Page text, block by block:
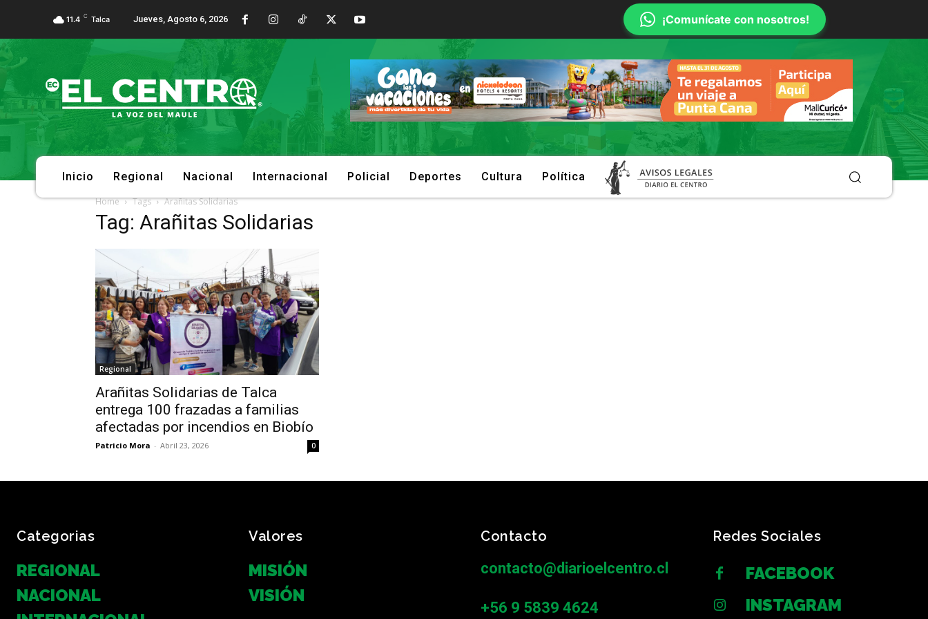
11.4 C Talca Jueves, Agosto 6, 2026 ¡Comunícate con nosotros!
Inicio Regional Nacional Internacional Policial Deportes Cultura Política
Home Tags Arañitas Solidarias
Tag: Arañitas Solidarias
Regional
Arañitas Solidarias de Talca
entrega 100 frazadas a familias
afectadas por incendios en Biobío
Patricio Mora - Abril 23, 2026 0
Categorias
REGIONAL
NACIONAL
Valores
MISIÓN
VISIÓN
Contacto
contacto@diarioelcentro.cl
+56 9 5839 4624
Redes Sociales
FACEBOOK
INSTAGRAM